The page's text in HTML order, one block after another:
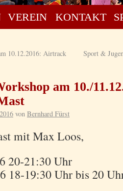
VEREIN KONTAKT
10.12.2016: Airtrack Sport &
am 10./
von Bernhard Fürst
mit Max Loos,
20-21:30 Uhr
18-19:30 Uhr bis 20